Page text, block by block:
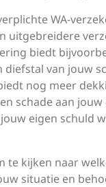
WA-
uitgebreidere
biedt
van jouw
nog meer
schade aan jouw
eigen schuld
te kijken naar
situatie en